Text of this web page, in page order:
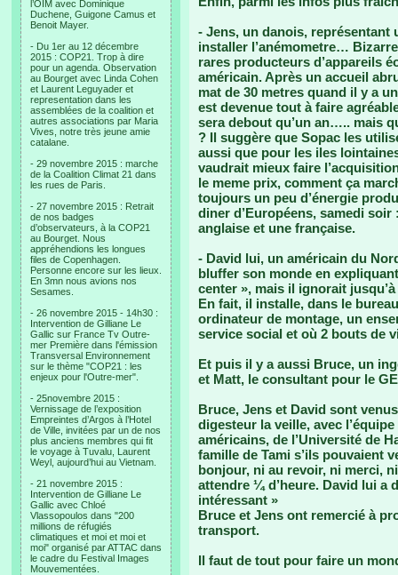
l’OIM avec Dominique
Duchene, Guigone Camus et
Benoit Mayer.
- Du 1er au 12 décembre
2015 : COP21. Trop à dire
pour un agenda. Observation
au Bourget avec Linda Cohen
et Laurent Leguyader et
representation dans les
assemblées de la coalition et
autres associations par Maria
Vives, notre très jeune amie
catalane.
- 29 novembre 2015 : marche
de la Coalition Climat 21 dans
les rues de Paris.
- 27 novembre 2015 : Retrait
de nos badges
d’observateurs, à la COP21
au Bourget. Nous
appréhendions les longues
files de Copenhagen.
Personne encore sur les lieux.
En 3mn nous avions nos
Sesames.
- 26 novembre 2015 - 14h30 :
Intervention de Gilliane Le
Gallic sur France Tv Outre-
mer Première dans l'émission
Transversal Environnement
sur le thème "COP21 : les
enjeux pour l'Outre-mer".
- 25novembre 2015 :
Vernissage de l’exposition
Empreintes d’Argos à l’Hotel
de Ville, invitées par un de nos
plus anciens membres qui fit
le voyage à Tuvalu, Laurent
Weyl, aujourd’hui au Vietnam.
- 21 novembre 2015 :
Intervention de Gilliane Le
Gallic avec Chloé
Vlassopoulos dans "200
millions de réfugiés
climatiques et moi et moi et
moi" organisé par ATTAC dans
le cadre du Festival Images
Mouvementées.
- Jens, un danois, représentant
installer l’anémometre…
rares producteurs d’appareils
américain. Après un accueil
mat de 30 metres quand il y a
est devenue tout à faire
sera debout qu’un an….. mais
? Il suggère que Sopac les
aussi que pour les iles
vaudrait mieux faire
le meme prix, comment ça
toujours un peu d’énergie
diner d’Européens, samedi
anglaise et une française.
- David lui, un américain du
bluffer son monde en
center », mais il ignorait
En fait, il installe, dans le
ordinateur de montage, un
service social et où 2 bouts de
Et puis il y a aussi Bruce, un
et Matt, le consultant pour le
Bruce, Jens et David sont
digesteur la veille, avec
américains, de l’Université de
famille de Tami s’ils pouvaient
bonjour, ni au revoir, ni merci,
attendre ¼ d’heure. David lui a
intéressant »
Bruce et Jens ont remercié à
transport.
Il faut de tout pour faire un